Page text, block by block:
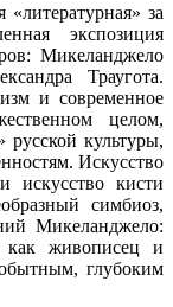
за
экспозиция
Микеланджело
Траугота.
и современное
целом,
русской культуры,
Искусство
искусство кисти
симбиоз,
Микеланджело:
как живописец и
глубоким